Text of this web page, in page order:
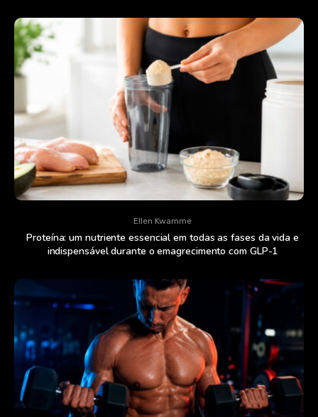
Ellen Kwamme
Proteína: um nutriente essencial em todas as fases da vida e
indispensável durante o emagrecimento com GLP-1